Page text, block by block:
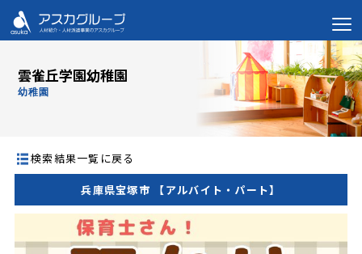
雲雀丘学園幼稚園
幼稚園
検索結果一覧に戻る
兵庫県宝塚市 【アルバイト・パート】